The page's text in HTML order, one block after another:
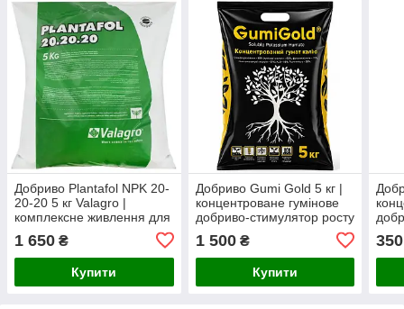
Добриво Plantafol NPK 20-
20-20 5 кг Valagro |
комплексне живлення для
росту та розвитку рослин
1 650 ₴
Купити
Добриво Gumi Gold 5 кг |
концентроване гумінове
добриво-стимулятор росту
1 500₴
Купити
350